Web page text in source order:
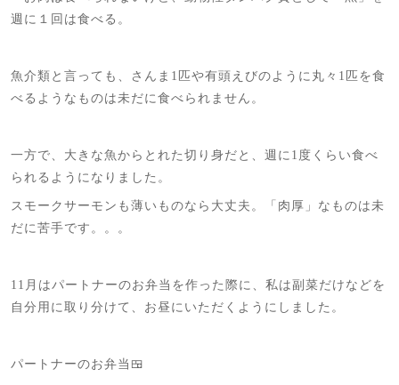
週に１回は食べる。
魚介類と言っても、さんま1匹や有頭えびのように丸々1匹を食
べるようなものは未だに食べられません。
一方で、大きな魚からとれた切り身だと、週に1度くらい食べ
られるようになりました。
スモークサーモンも薄いものなら大丈夫。「肉厚」なものは未
だに苦手です。。。
11月はパートナーのお弁当を作った際に、私は副菜だけなどを
自分用に取り分けて、お昼にいただくようにしました。
パートナーのお弁当🍱